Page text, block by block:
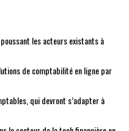
les acteurs existants à
de comptabilité en ligne par
qui devront s’adapter à